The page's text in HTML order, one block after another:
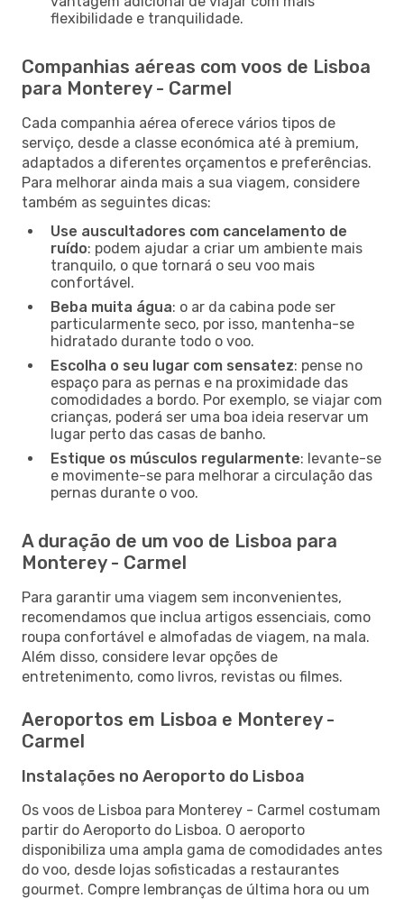
flexibilidade e tranquilidade.
Companhias aéreas com voos de Lisboa
para Monterey - Carmel
Cada companhia aérea oferece vários tipos de
serviço, desde a classe económica até à premium,
adaptados a diferentes orçamentos e preferências.
Para melhorar ainda mais a sua viagem, considere
também as seguintes dicas:
Use auscultadores com cancelamento de
ruído: podem ajudar a criar um ambiente mais
tranquilo, o que tornará o seu voo mais
confortável.
Beba muita água: o ar da cabina pode ser
particularmente seco, por isso, mantenha-se
hidratado durante todo o voo.
Escolha o seu lugar com sensatez: pense no
espaço para as pernas e na proximidade das
comodidades a bordo. Por exemplo, se viajar com
crianças, poderá ser uma boa ideia reservar um
lugar perto das casas de banho.
Estique os músculos regularmente: levante-se
e movimente-se para melhorar a circulação das
pernas durante o voo.
A duração de um voo de Lisboa para
Monterey - Carmel
Para garantir uma viagem sem inconvenientes,
recomendamos que inclua artigos essenciais, como
roupa confortável e almofadas de viagem, na mala.
Além disso, considere levar opções de
entretenimento, como livros, revistas ou filmes.
Aeroportos em Lisboa e Monterey -
Carmel
Instalações no Aeroporto do Lisboa
Os voos de Lisboa para Monterey - Carmel costumam
partir do Aeroporto do Lisboa. O aeroporto
disponibiliza uma ampla gama de comodidades antes
do voo, desde lojas sofisticadas a restaurantes
gourmet. Compre lembranças de última hora ou um